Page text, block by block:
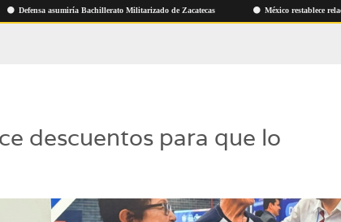
asumiría Bachillerato Militarizado de Zacatecas México restablece relaciones
descuentos para que lo